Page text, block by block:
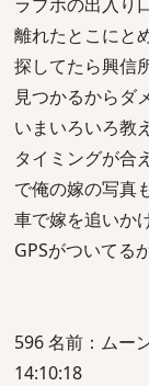
離れたとこにと
探してたら興信
見つかるからダ
いまいろいろ教
タイミングが合
で俺の嫁の写真
車で嫁を追いか
GPSがついてる
596 名前：ムー
14:10:18